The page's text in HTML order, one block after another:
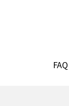
FAQ